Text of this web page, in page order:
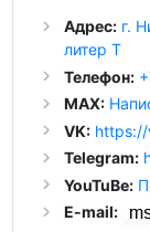
Адрес: г.
литер Т
Телефон:
MAX:
VK:
Telegram:
YouTuBe:
E-mail: